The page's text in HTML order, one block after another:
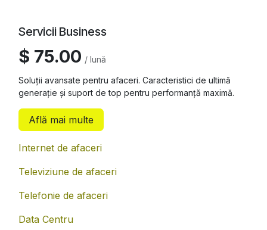
Servicii Business
$ 75.00 / lună
Soluții avansate pentru afaceri. Caracteristici de ultimă
generație și suport de top pentru performanță maximă.
Află mai multe
Internet de afaceri
Televiziune de afaceri
Telefonie de afaceri
Data Centru